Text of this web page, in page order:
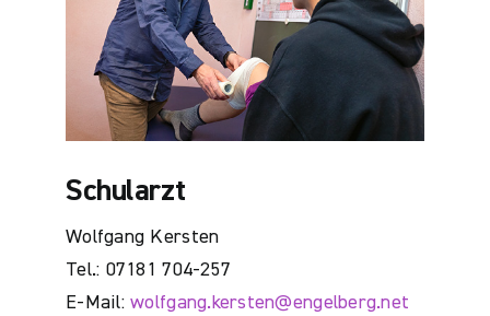
Schularzt
Wolfgang Kersten
Tel.: 07181 704-257
E-Mail:wolfgang.kersten@engelberg.net